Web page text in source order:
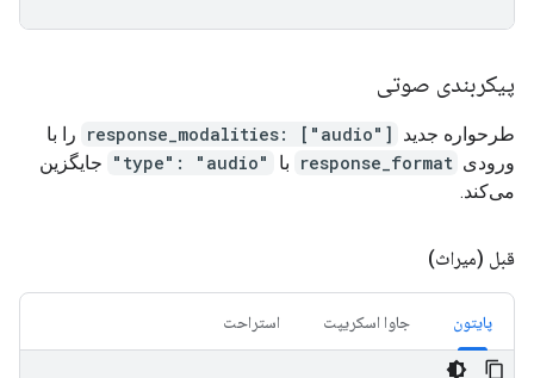
پیکربندی صوتی
طرحواره جدید response_modalities: ["audio"] را با
ورودی response_format با "type": "audio"
جایگزین
می‌کند.
قبل (میراث)
پایتون جاوا اسکریپت استراحت